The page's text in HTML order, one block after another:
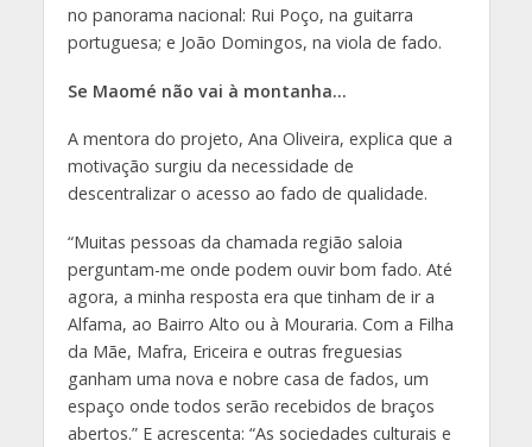
no panorama nacional: Rui Poço, na guitarra
portuguesa; e João Domingos, na viola de fado.
Se Maomé não vai à montanha…
A mentora do projeto, Ana Oliveira, explica que a
motivação surgiu da necessidade de
descentralizar o acesso ao fado de qualidade.
“Muitas pessoas da chamada região saloia
perguntam-me onde podem ouvir bom fado. Até
agora, a minha resposta era que tinham de ir a
Alfama, ao Bairro Alto ou à Mouraria. Com a Filha
da Mãe, Mafra, Ericeira e outras freguesias
ganham uma nova e nobre casa de fados, um
espaço onde todos serão recebidos de braços
abertos.” E acrescenta: “As sociedades culturais e